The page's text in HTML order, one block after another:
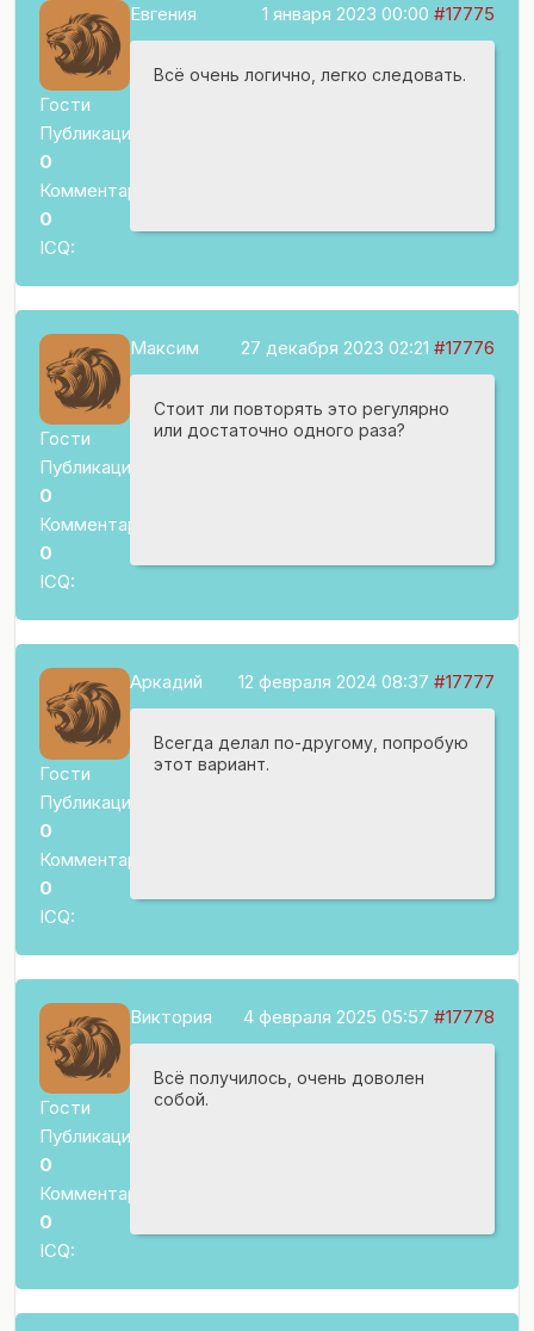
Гости
Публикаций:
0
Комментариев:
0
ICQ:
Евгения 1 января 2023 00:00 #17775
Всё очень логично, легко следовать.
Гости
Публикаций:
0
Комментариев:
0
ICQ:
Максим 27 декабря 2023 02:21 #17776
Стоит ли повторять это регулярно
или достаточно одного раза?
Гости
Публикаций:
0
Комментариев:
0
ICQ:
Аркадий 12 февраля 2024 08:37 #17777
Всегда делал по-другому, попробую
этот вариант.
Гости
Публикаций:
0
Комментариев:
0
ICQ:
Виктория 4 февраля 2025 05:57 #17778
Всё получилось, очень доволен
собой.